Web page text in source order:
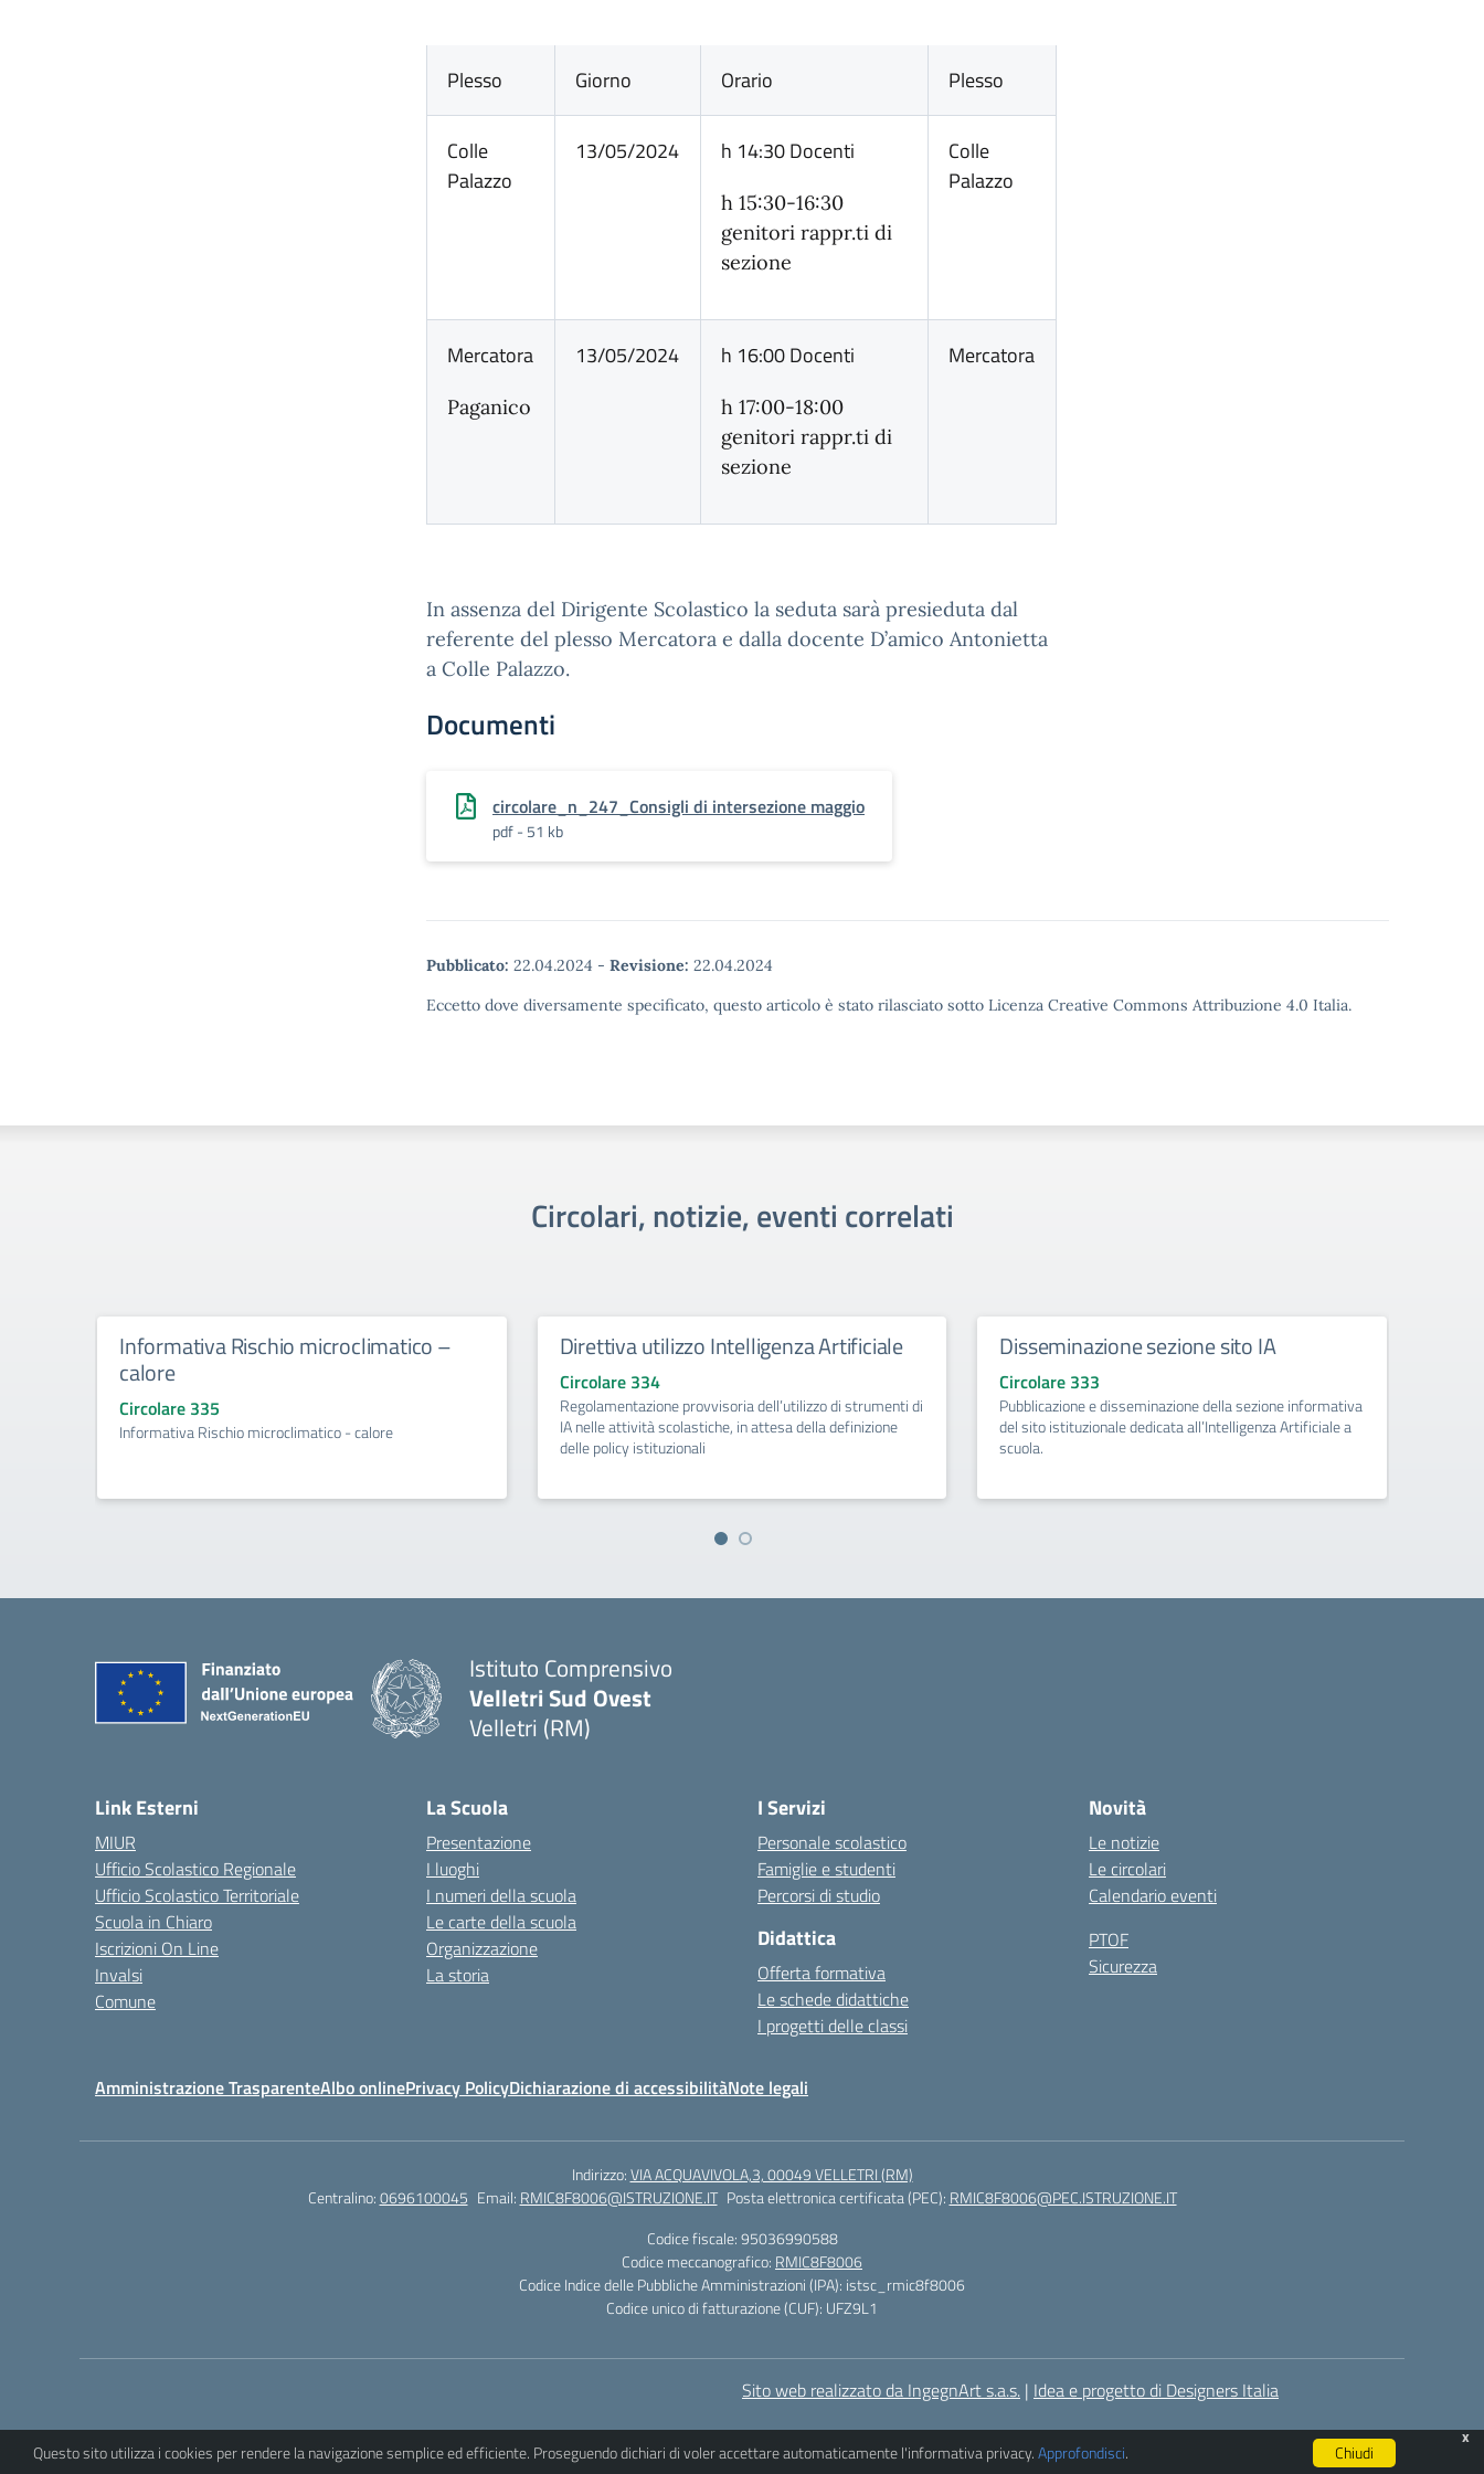
Plesso Giorno Orario Plesso
Colle
Palazzo
13/05/2024 h 14:30 Docenti
h 15:30-16:30
genitori rappr.ti di
sezione
Colle
Palazzo
Mercatora
Paganico
13/05/2024 h 16:00 Docenti
h 17:00-18:00
genitori rappr.ti di
sezione
Mercatora
In assenza del Dirigente Scolastico la seduta sarà presieduta dal
referente del plesso Mercatora e dalla docente D’amico Antonietta
a Colle Palazzo.
Documenti
circolare_n_247_Consigli di intersezione maggio
pdf - 51 kb
Pubblicato: 22.04.2024 - Revisione: 22.04.2024
Eccetto dove diversamente specificato, questo articolo è stato rilasciato sotto Licenza Creative Commons Attribuzione 4.0 Italia.
Circolari, notizie, eventi correlati
Informativa Rischio microclimatico –
calore
Circolare 335
Informativa Rischio microclimatico - calore
Direttiva utilizzo Intelligenza Artificiale
Circolare 334
Regolamentazione provvisoria dell’utilizzo di strumenti di
IA nelle attività scolastiche, in attesa della definizione
delle policy istituzionali
Disseminazione sezione sito IA
Circolare 333
Pubblicazione e disseminazione della sezione informativa
del sito istituzionale dedicata all’Intelligenza Artificiale a
scuola.
Istituto Comprensivo
Velletri Sud Ovest
Velletri (RM)
Link Esterni
MIUR
Ufficio Scolastico Regionale
Ufficio Scolastico Territoriale
Scuola in Chiaro
Iscrizioni On Line
Invalsi
Comune
La Scuola
Presentazione
I luoghi
I numeri della scuola
Le carte della scuola
Organizzazione
La storia
I Servizi
Personale scolastico
Famiglie e studenti
Percorsi di studio
Didattica
Offerta formativa
Le schede didattiche
I progetti delle classi
Novità
Le notizie
Le circolari
Calendario eventi
PTOF
Sicurezza
Amministrazione TrasparenteAlbo onlinePrivacy PolicyDichiarazione di accessibilitàNote legali
Indirizzo:VIA ACQUAVIVOLA,3, 00049 VELLETRI (RM)
Centralino:0696100045 Email: RMIC8F8006@ISTRUZIONE.IT Posta elettronica certificata (PEC): RMIC8F8006@PEC.ISTRUZIONE.IT
Codice fiscale: 95036990588
Codice meccanografico: RMIC8F8006
Codice Indice delle Pubbliche Amministrazioni (IPA): istsc_rmic8f8006
Codice unico di fatturazione (CUF): UFZ9L1
Sito web realizzato da IngegnArt s.a.s. | Idea e progetto di Designers Italia
x
Questo sito utilizza i cookies per rendere la navigazione semplice ed efficiente. Proseguendo dichiari di voler accettare automaticamente l'informativa privacy.Approfondisci. Chiudi